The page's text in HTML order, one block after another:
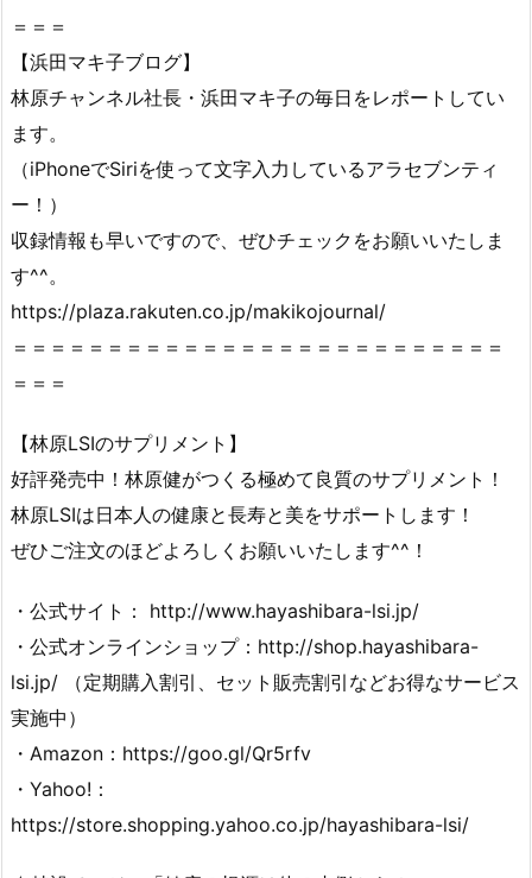
＝＝＝
【浜田マキ子ブログ】
林原チャンネル社長・浜田マキ子の毎日をレポートしてい
ます。
（iPhoneでSiriを使って文字入力しているアラセブンティ
ー！）
収録情報も早いですので、ぜひチェックをお願いいたしま
す^^。
https://plaza.rakuten.co.jp/makikojournal/
＝＝＝＝＝＝＝＝＝＝＝＝＝＝＝＝＝＝＝＝＝＝＝＝＝＝
＝＝＝
【林原LSIのサプリメント】
好評発売中！林原健がつくる極めて良質のサプリメント！
林原LSIは日本人の健康と長寿と美をサポートします！
ぜひご注文のほどよろしくお願いいたします^^！
・公式サイト： http://www.hayashibara-lsi.jp/
・公式オンラインショップ：http://shop.hayashibara-
lsi.jp/ （定期購入割引、セット販売割引などお得なサービス
実施中）
・Amazon：https://goo.gl/Qr5rfv
・Yahoo!：
https://store.shopping.yahoo.co.jp/hayashibara-lsi/